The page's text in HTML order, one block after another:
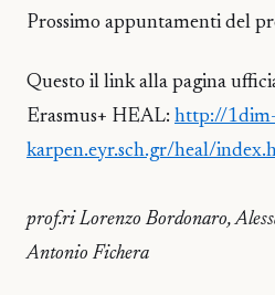
Prossimo appuntamenti del
Questo il link alla pagina
Erasmus+ HEAL: http://1dim-
karpen.eyr.sch.gr/heal/
prof.ri Lorenzo Bordonaro,
Antonio Fichera